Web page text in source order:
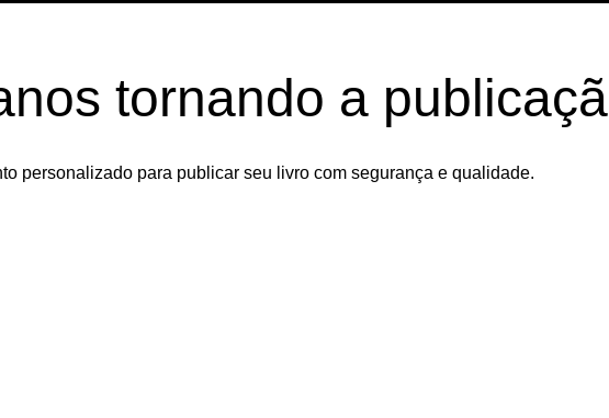
tornando a
personalizado para publicar seu livro com segurança e qualidade.